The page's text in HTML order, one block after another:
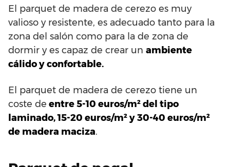
El parquet de madera de cerezo es muy
valioso y resistente, es adecuado tanto para la
zona del salón como para la de zona de
dormir y es capaz de crear un ambiente
cálido y confortable.
El parquet de madera de cerezo tiene un
coste de entre 5-10 euros/m² del tipo
laminado, 15-20 euros/m² y 30-40 euros/m²
de madera maciza.